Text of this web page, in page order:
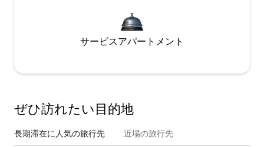
サービスアパートメント
ぜひ訪⁠れ⁠た⁠い目⁠的⁠地
長期滞在に人気の旅行先 近場の旅行先